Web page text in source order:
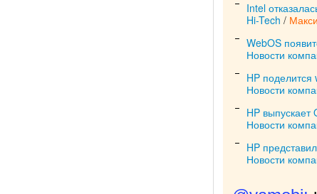
Intel
Hi-Tech /
WebOS
Новости
HP
Новости
HP выпускает
Новости
HP
Новости